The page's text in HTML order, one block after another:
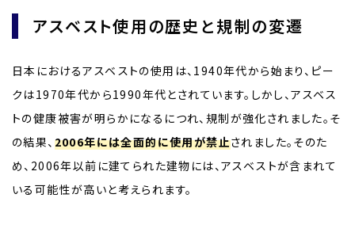
アスベスト使用の歴史と規制の変遷
日本におけるアスベストの使用は、1940年代から始まり、ピー
クは1970年代から1990年代とされています。しかし、アスベス
トの健康被害が明らかになるにつれ、規制が強化されました。そ
の結果、 2006年には全面的に使用が禁止されました。そのた
め、2006年以前に建てられた建物には、アスベストが含まれて
いる可能性が高いと考えられます。